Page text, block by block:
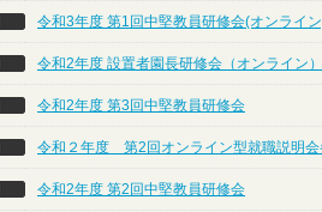
令和3年度 第1回中堅教員研修会(オンライ
令和2年度 設置者園長研修会（オンライン）
令和2年度 第3回中堅教員研修会
令和２年度 第2回オンライン型就職説明会
令和2年度 第2回中堅教員研修会